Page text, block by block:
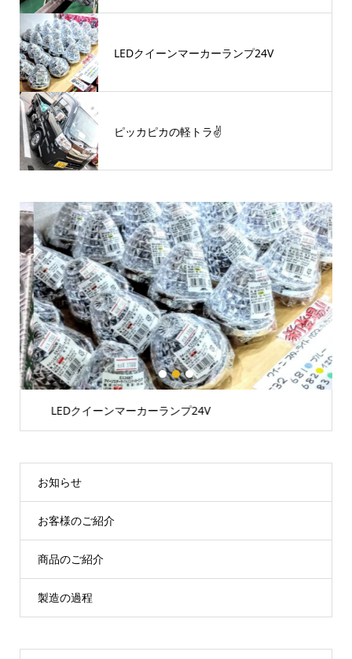
LEDクイーンマーカーランプ24V
ピッカピカの軽トラ✌
LEDクイーンマーカーランプ24V
1 2 3
お知らせ
お客様のご紹介
商品のご紹介
製造の過程